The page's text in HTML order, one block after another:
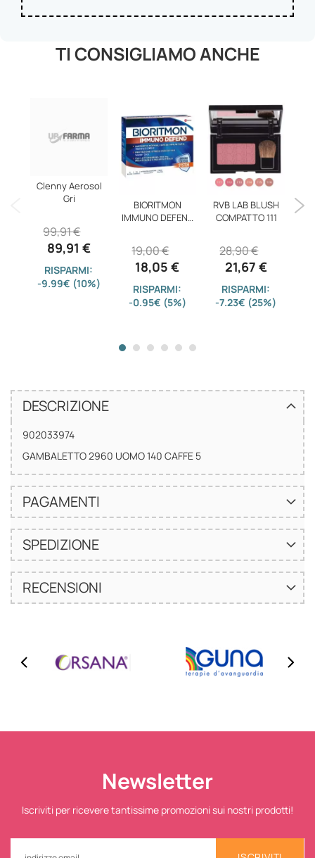
TI CONSIGLIAMO ANCHE
Clenny Aerosol
Gri
89,91 €
99,91 €
RISPARMI:
-9.99€ (10%)
BIORITMON
IMMUNO DEFEND
18,05 €
19,00 €
RISPARMI:
-0.95€ (5%)
RVB LAB BLUSH
COMPATTO 111
21,67 €
28,90 €
RISPARMI:
-7.23€ (25%)
DESCRIZIONE
902033974
GAMBALETTO 2960 UOMO 140 CAFFE 5
PAGAMENTI
SPEDIZIONE
RECENSIONI
Newsletter
Iscriviti per ricevere tantissime promozioni sui nostri prodotti!